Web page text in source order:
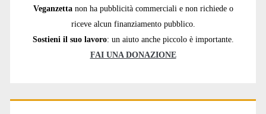
Veganzetta non ha pubblicità commerciali e non richiede o
riceve alcun finanziamento pubblico.
Sostieni il suo lavoro: un aiuto anche piccolo è importante.
FAI UNA DONAZIONE